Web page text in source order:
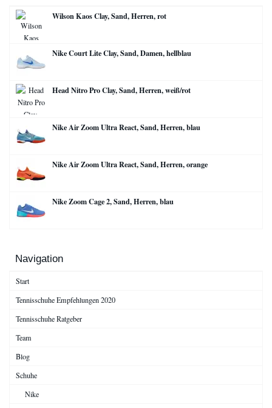
Wilson Kaos Clay, Sand, Herren, rot
Nike Court Lite Clay, Sand, Damen, hellblau
Head Nitro Pro Clay, Sand, Herren, weiß/rot
Nike Air Zoom Ultra React, Sand, Herren, blau
Nike Air Zoom Ultra React, Sand, Herren, orange
Nike Zoom Cage 2, Sand, Herren, blau
Navigation
Start
Tennisschuhe Empfehlungen 2020
Tennisschuhe Ratgeber
Team
Blog
Schuhe
Nike